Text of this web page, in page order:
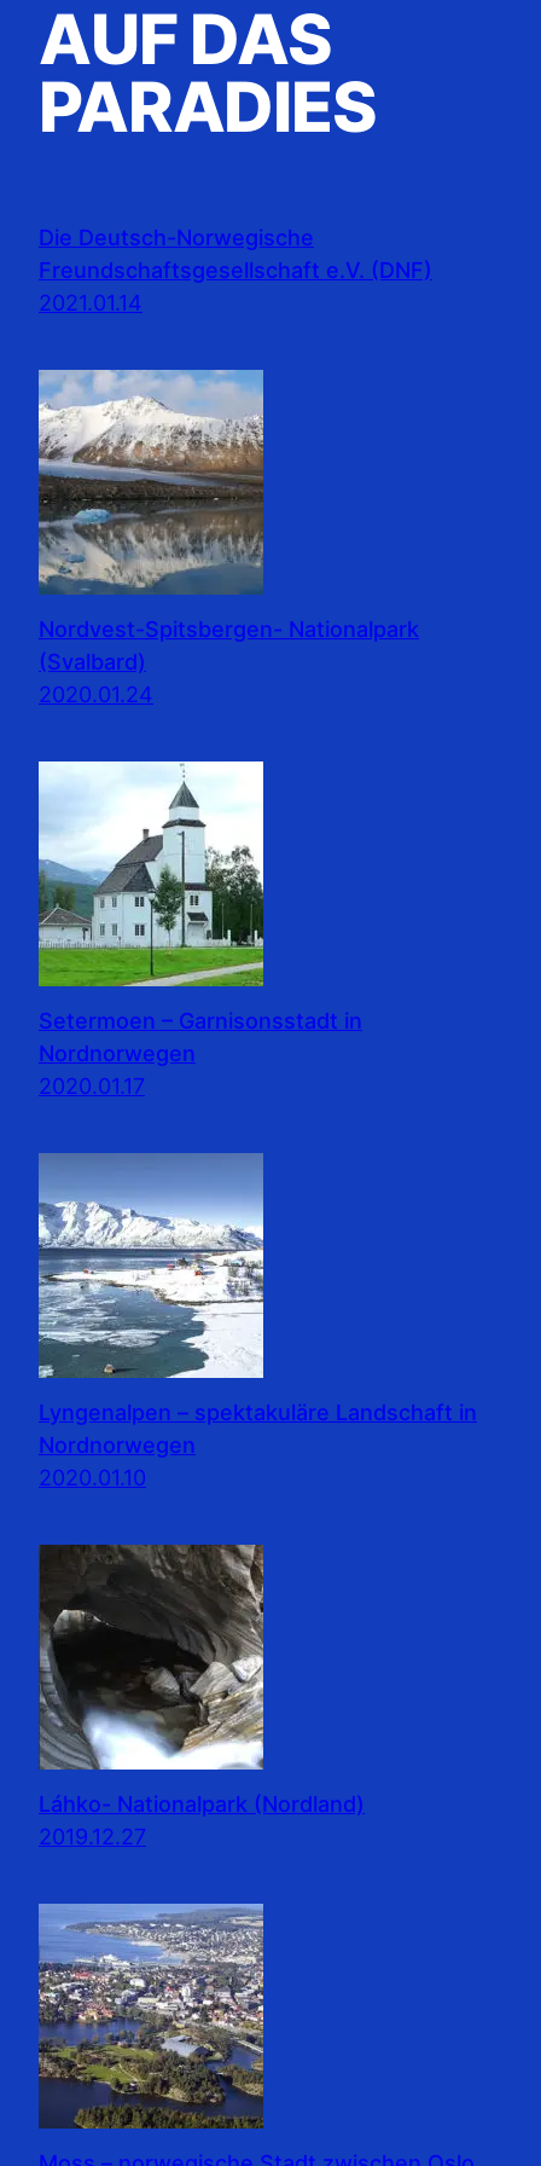
AUF DAS
PARADIES
Die Deutsch-Norwegische
Freundschaftsgesellschaft e.V. (DNF)
2021.01.14
Nordvest-Spitsbergen- Nationalpark
(Svalbard)
2020.01.24
Setermoen – Garnisonsstadt in
Nordnorwegen
2020.01.17
Lyngenalpen – spektakuläre Landschaft in
Nordnorwegen
2020.01.10
Láhko- Nationalpark (Nordland)
2019.12.27